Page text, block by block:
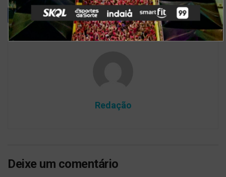
Redação
Deixe um comentário